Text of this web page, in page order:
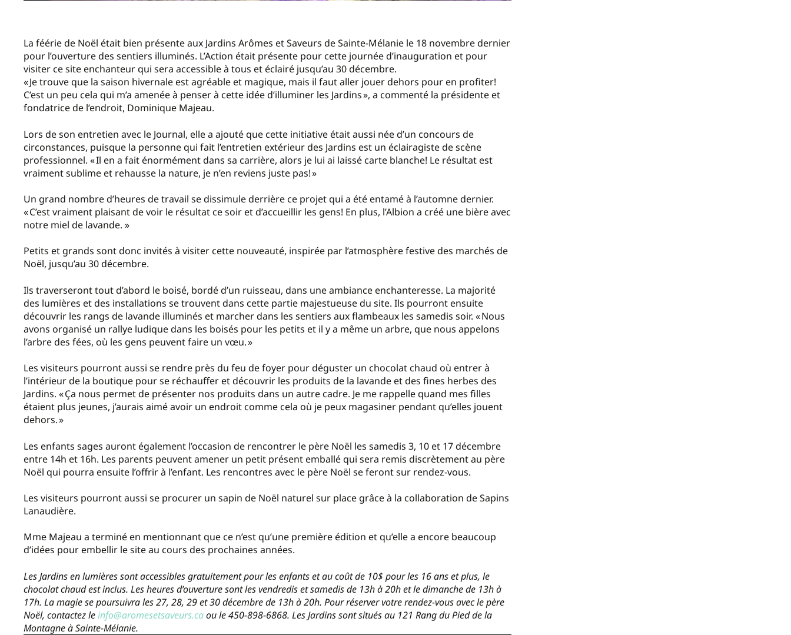
La féérie de Noël était bien présente aux Jardins Arômes et Saveurs de Sainte-Mélanie le 18 novembre dernier
pour l’ouverture des sentiers illuminés. L’Action était présente pour cette journée d’inauguration et pour
visiter ce site enchanteur qui sera accessible à tous et éclairé jusqu’au 30 décembre.
« Je trouve que la saison hivernale est agréable et magique, mais il faut aller jouer dehors pour en profiter!
C’est un peu cela qui m’a amenée à penser à cette idée d’illuminer les Jardins », a commenté la présidente et
fondatrice de l’endroit, Dominique Majeau.
Lors de son entretien avec le Journal, elle a ajouté que cette initiative était aussi née d’un concours de
circonstances, puisque la personne qui fait l’entretien extérieur des Jardins est un éclairagiste de scène
professionnel. « Il en a fait énormément dans sa carrière, alors je lui ai laissé carte blanche! Le résultat est
vraiment sublime et rehausse la nature, je n’en reviens juste pas! »
Un grand nombre d’heures de travail se dissimule derrière ce projet qui a été entamé à l’automne dernier.
« C’est vraiment plaisant de voir le résultat ce soir et d’accueillir les gens! En plus, l’Albion a créé une bière avec
notre miel de lavande. »
Petits et grands sont donc invités à visiter cette nouveauté, inspirée par l’atmosphère festive des marchés de
Noël, jusqu’au 30 décembre.
Ils traverseront tout d’abord le boisé, bordé d’un ruisseau, dans une ambiance enchanteresse. La majorité
des lumières et des installations se trouvent dans cette partie majestueuse du site. Ils pourront ensuite
découvrir les rangs de lavande illuminés et marcher dans les sentiers aux flambeaux les samedis soir. « Nous
avons organisé un rallye ludique dans les boisés pour les petits et il y a même un arbre, que nous appelons
l’arbre des fées, où les gens peuvent faire un vœu. »
Les visiteurs pourront aussi se rendre près du feu de foyer pour déguster un chocolat chaud où entrer à
l’intérieur de la boutique pour se réchauffer et découvrir les produits de la lavande et des fines herbes des
Jardins. « Ça nous permet de présenter nos produits dans un autre cadre. Je me rappelle quand mes filles
étaient plus jeunes, j’aurais aimé avoir un endroit comme cela où je peux magasiner pendant qu’elles jouent
dehors. »
Les enfants sages auront également l’occasion de rencontrer le père Noël les samedis 3, 10 et 17 décembre
entre 14h et 16h. Les parents peuvent amener un petit présent emballé qui sera remis discrètement au père
Noël qui pourra ensuite l’offrir à l’enfant. Les rencontres avec le père Noël se feront sur rendez-vous.
Les visiteurs pourront aussi se procurer un sapin de Noël naturel sur place grâce à la collaboration de Sapins
Lanaudière.
Mme Majeau a terminé en mentionnant que ce n’est qu’une première édition et qu’elle a encore beaucoup
d’idées pour embellir le site au cours des prochaines années.
Les Jardins en lumières sont accessibles gratuitement pour les enfants et au coût de 10$ pour les 16 ans et plus, le
chocolat chaud est inclus. Les heures d’ouverture sont les vendredis et samedis de 13h à 20h et le dimanche de 13h à
17h. La magie se poursuivra les 27, 28, 29 et 30 décembre de 13h à 20h. Pour réserver votre rendez-vous avec le père
Noël, contactez leinfo@aromesetsaveurs.caou le 450-898-6868. Les Jardins sont situés au 121 Rang du Pied de la
Montagne à Sainte-Mélanie.